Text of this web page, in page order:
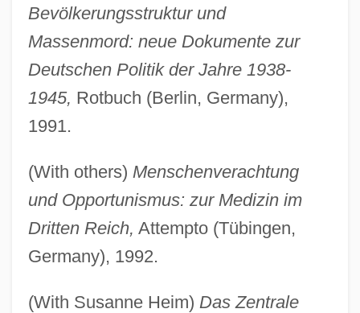
Bevölkerungsstruktur und
Massenmord: neue Dokumente zur
Deutschen Politik der Jahre 1938-
1945, Rotbuch (Berlin, Germany),
1991.
(With others) Menschenverachtung
und Opportunismus: zur Medizin im
Dritten Reich, Attempto (Tübingen,
Germany), 1992.
(With Susanne Heim) Das Zentrale